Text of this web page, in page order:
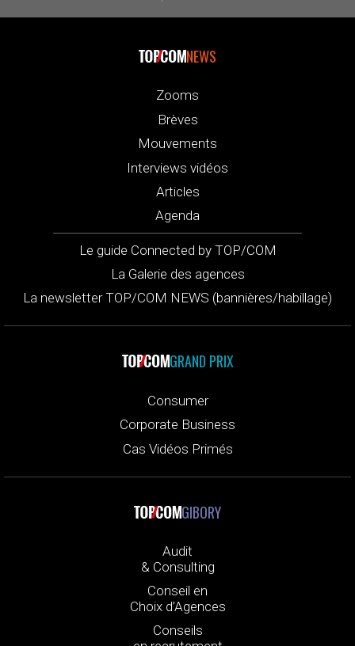
NEWS
Zooms
Brèves
Mouvements
Interviews vidéos
Articles
Agenda
Le guide Connected by TOP/COM
La Galerie des agences
La newsletter TOP/COM NEWS (bannières/habillage)
GRAND PRIX
Consumer
Corporate Business
Cas Vidéos Primés
GIBORY
Audit
& Consulting
Conseil en
Choix d’Agences
Conseils